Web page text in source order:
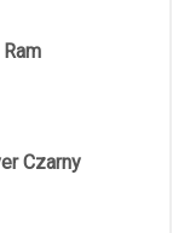
Czarny